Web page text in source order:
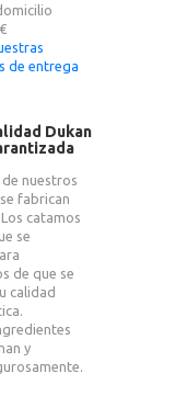
de entrega
Dukan
de nuestros
fabrican
catamos
se
de que se
calidad
y